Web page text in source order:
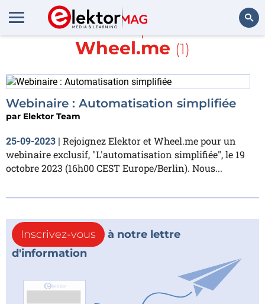
En savoir plus sur
Wheel.me (1)
Webinaire : Automatisation simplifiée
par Elektor Team
25-09-2023 | Rejoignez Elektor et Wheel.me pour un
webinaire exclusif, "L'automatisation simplifiée", le 19
octobre 2023 (16h00 CEST Europe/Berlin). Nous...
Inscrivez-vous
à notre lettre
d'information